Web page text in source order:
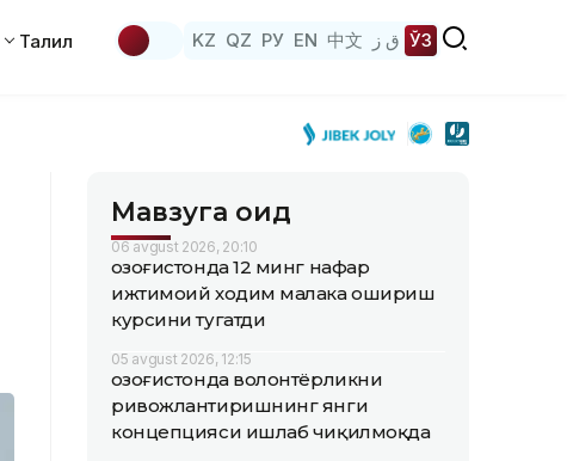
Таҳлил KZ QZ РУ EN 中文 ق ز ЎЗ
Мавзуга оид
06 avgust 2026, 20:10
Қозоғистонда 12 минг нафар
ижтимоий ходим малака ошириш
курсини тугатди
05 avgust 2026, 12:15
Қозоғистонда волонтёрликни
ривожлантиришнинг янги
концепцияси ишлаб чиқилмоқда